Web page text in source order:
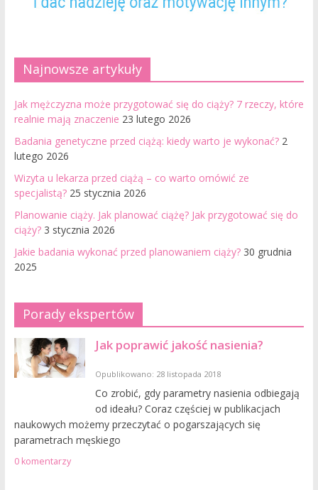
Najnowsze artykuły
Jak mężczyzna może przygotować się do ciąży? 7 rzeczy, które
realnie mają znaczenie 23 lutego 2026
Badania genetyczne przed ciążą: kiedy warto je wykonać? 2
lutego 2026
Wizyta u lekarza przed ciążą – co warto omówić ze
specjalistą? 25 stycznia 2026
Planowanie ciąży. Jak planować ciążę? Jak przygotować się do
ciąży? 3 stycznia 2026
Jakie badania wykonać przed planowaniem ciąży? 30 grudnia
2025
Porady ekspertów
Jak poprawić jakość nasienia?
Opublikowano: 28 listopada 2018
Co zrobić, gdy parametry nasienia odbiegają
od ideału? Coraz częściej w publikacjach
naukowych możemy przeczytać o pogarszających się
parametrach męskiego
0 komentarzy